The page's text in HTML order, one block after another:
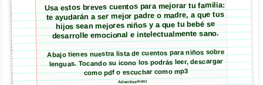
Usa estos breves cuentos para mejorar tu familia:
te ayudarán a ser mejor padre o madre, a que tus
hijos sean mejores niños y a que tu bebé se
desarrolle emocional e intelectualmente sano.
Abajo tienes nuestra lista de cuentos para niños sobre
lenguas. Tocando su icono los podrás leer, descargar
como pdf o escuchar como mp3
Advertisement